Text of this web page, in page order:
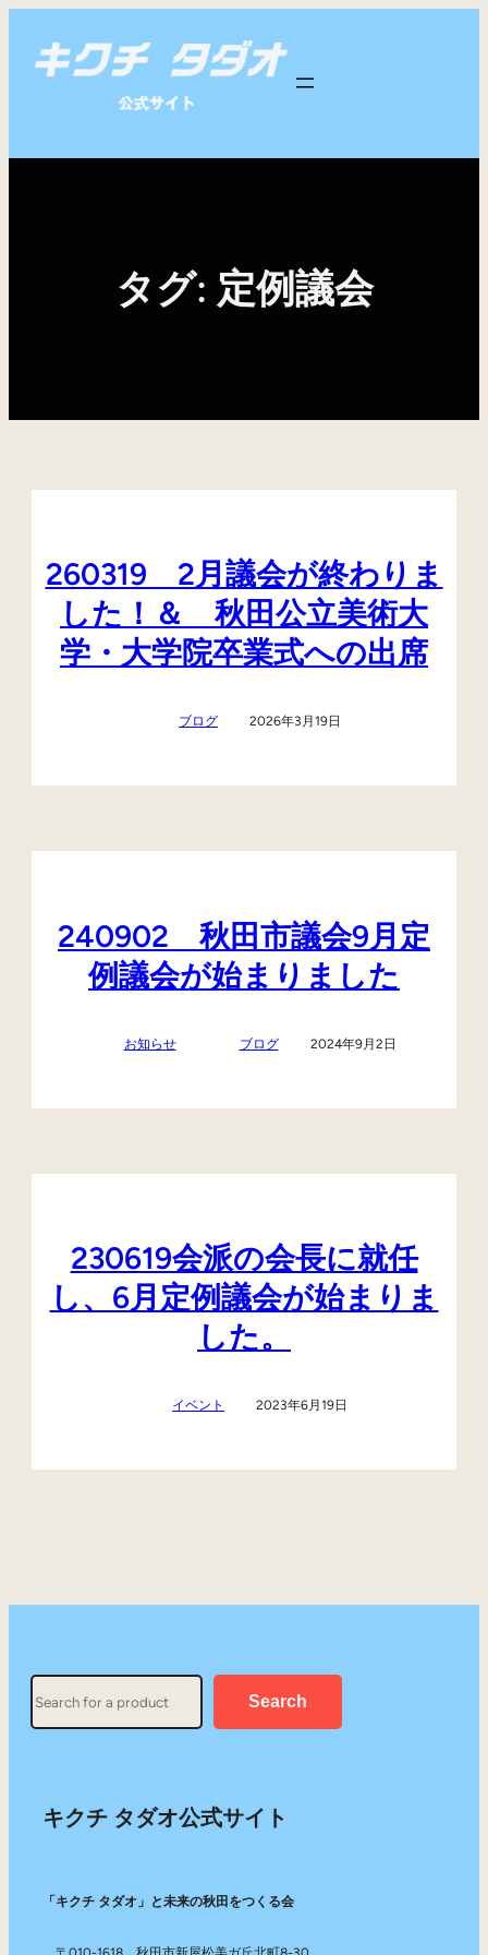
タグ: 定例議会
260319 2月議会が終わりま
した！＆ 秋田公立美術大
学・大学院卒業式への出席
ブログ 2026年3月19日
240902 秋田市議会9月定
例議会が始まりました
お知らせ ブログ 2024年9月2日
230619会派の会長に就任
し、6月定例議会が始まりま
した。
イベント 2023年6月19日
Search
キクチ タダオ公式サイト
「キクチ タダオ」と未来の秋田をつくる会